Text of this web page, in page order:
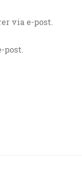
via e-post.
post.